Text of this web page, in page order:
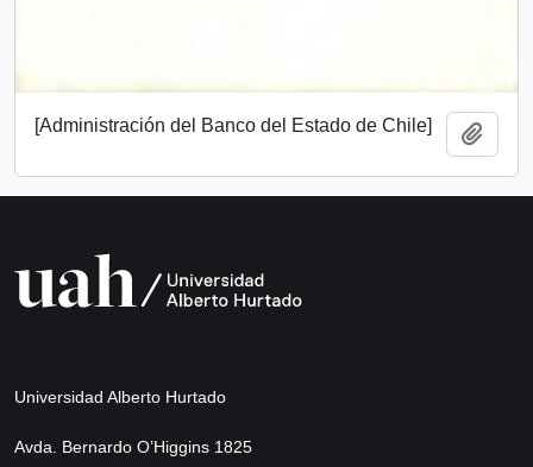
[Administración del Banco del Estado de Chile]
Universidad Alberto Hurtado
Avda. Bernardo O’Higgins 1825